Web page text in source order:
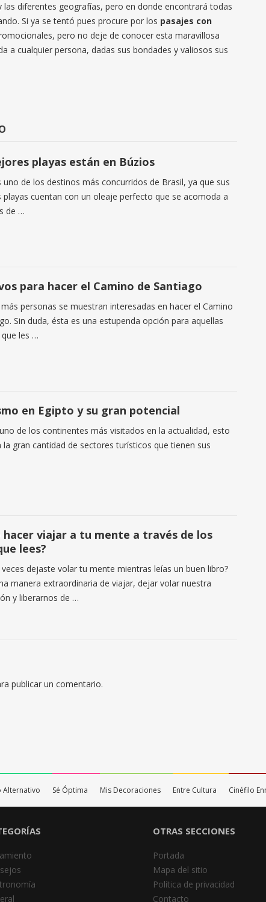
diferentes geografías, pero en donde encontrará todas
Si ya se tentó pues procure por los pasajes con
pero no deje de conocer esta maravillosa
a cualquier persona, dadas sus bondades y valiosos sus
playas están en Búzios
uno de los destinos más concurridos de Brasil, ya que sus
playas cuentan con un oleaje perfecto que se acomoda a
de …
para hacer el Camino de Santiago
personas se muestran interesadas en hacer el Camino
Sin duda, ésta es una estupenda opción para aquellas
les …
en Egipto y su gran potencial
de los continentes más visitados en la actualidad, esto
la gran cantidad de sectores turísticos que tienen sus
hacer viajar a tu mente a través de los
lees?
veces dejaste volar tu mente mientras leías un buen libro?
manera extraordinaria de viajar, dejar volar nuestra
y liberarnos de …
publicar un comentario.
Alternativo Sé Óptima Mis Decoraciones Entre Cultura Cinéfilo
OTRAS SECCIONES
Portada
Mapa del sitio
Política de privacidad
Contacto